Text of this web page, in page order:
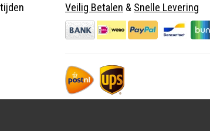
Veilig Betalen & Snelle Levering